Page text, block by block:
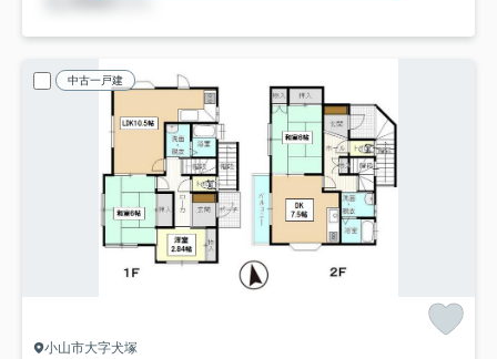
中古一戸建
小山市大字犬塚